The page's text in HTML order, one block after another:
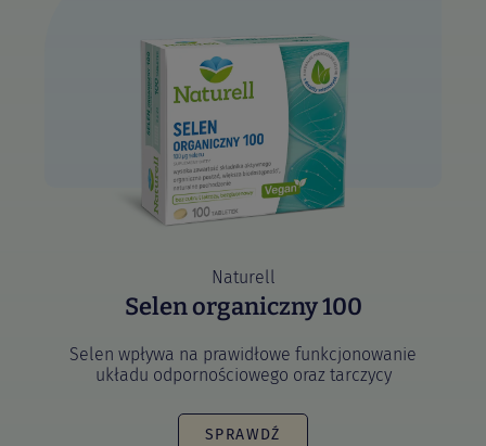
Naturell
Selen organiczny 100
Selen wpływa na prawidłowe funkcjonowanie
układu odpornościowego oraz tarczycy
SPRAWDŹ